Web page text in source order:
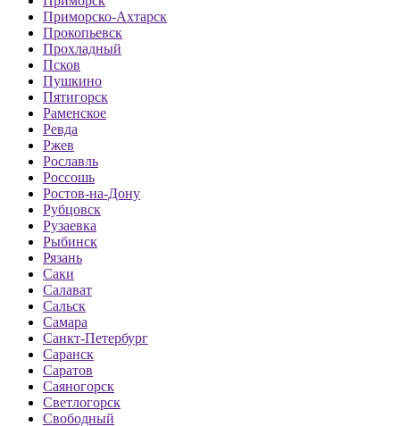
Приморско-Ахтарск
Прокопьевск
Прохладный
Псков
Пушкино
Пятигорск
Раменское
Ревда
Ржев
Рославль
Россошь
Ростов-на-Дону
Рубцовск
Рузаевка
Рыбинск
Рязань
Саки
Салават
Сальск
Самара
Санкт-Петербург
Саранск
Саратов
Саяногорск
Светлогорск
Свободный